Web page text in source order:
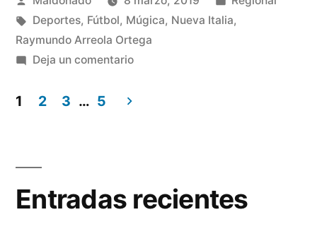
Raymundo
Arreola
entrega
beneficio
por
en
Etiquetas:
Deportes, Fútbol, Múgica, Nueva Italia,
Raymundo Arreola Ortega
Deja un comentarioen
redes
de
entradas
1 2 3 … 5
Entradas recientes